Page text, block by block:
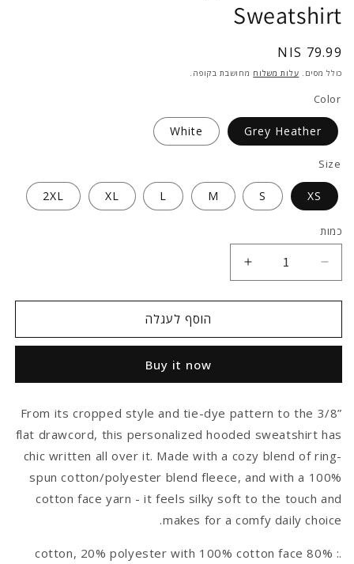
Sweatshirt
מחיר
רגיל
79.99 NIS
כולל מסים. עלות משלוח מחושבת בקופה.
Color
Grey Heather
White
Size
XS
S
M
L
XL
2XL
כמות
כמות
עבור
Cropped
הגדל
כמות
עבור
Women’s
Cropped
Sweatshirt
הוסף לעגלה
Buy it now
From its cropped style and tie-dye pattern to the 3/8”
flat drawcord, this personalized hooded sweatshirt has
chic written all over it. Made with a cozy blend of ring-
spun cotton/polyester blend fleece, and with a 100%
cotton face yarn - it feels silky soft to the touch and
makes for a comfy daily choice.
.: 80% cotton, 20% polyester with 100% cotton face